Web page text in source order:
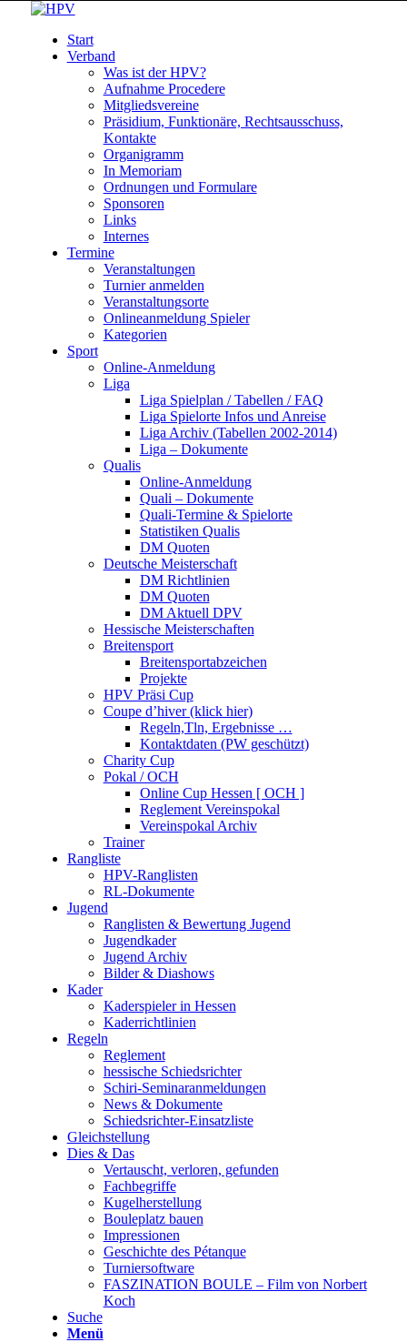
Start
Verband
Was ist der HPV?
Aufnahme Procedere
Mitgliedsvereine
Präsidium, Funktionäre, Rechtsausschuss,
Kontakte
Organigramm
In Memoriam
Ordnungen und Formulare
Sponsoren
Links
Internes
Termine
Veranstaltungen
Turnier anmelden
Veranstaltungsorte
Onlineanmeldung Spieler
Kategorien
Sport
Online-Anmeldung
Liga
Liga Spielplan / Tabellen / FAQ
Liga Spielorte Infos und Anreise
Liga Archiv (Tabellen 2002-2014)
Liga – Dokumente
Qualis
Online-Anmeldung
Quali – Dokumente
Quali-Termine & Spielorte
Statistiken Qualis
DM Quoten
Deutsche Meisterschaft
DM Richtlinien
DM Quoten
DM Aktuell DPV
Hessische Meisterschaften
Breitensport
Breitensportabzeichen
Projekte
HPV Präsi Cup
Coupe d’hiver (klick hier)
Regeln,Tln, Ergebnisse …
Kontaktdaten (PW geschützt)
Charity Cup
Pokal / OCH
Online Cup Hessen [ OCH ]
Reglement Vereinspokal
Vereinspokal Archiv
Trainer
Rangliste
HPV-Ranglisten
RL-Dokumente
Jugend
Ranglisten & Bewertung Jugend
Jugendkader
Jugend Archiv
Bilder & Diashows
Kader
Kaderspieler in Hessen
Kaderrichtlinien
Regeln
Reglement
hessische Schiedsrichter
Schiri-Seminaranmeldungen
News & Dokumente
Schiedsrichter-Einsatzliste
Gleichstellung
Dies & Das
Vertauscht, verloren, gefunden
Fachbegriffe
Kugelherstellung
Bouleplatz bauen
Impressionen
Geschichte des Pétanque
Turniersoftware
FASZINATION BOULE – Film von Norbert
Koch
Suche
Menü